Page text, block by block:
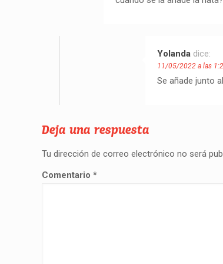
Yolanda dice:
11/05/2022 a las
Se añade junto
Deja una respuesta
Tu dirección de correo electrónico no será
Comentario*